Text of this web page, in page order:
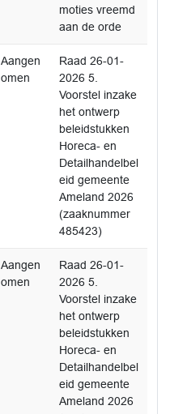
moties vreemd
aan de orde
Aangen
omen
Raad 26-01-
2026 5.
Voorstel inzake
het ontwerp
beleidstukken
Horeca- en
Detailhandelbel
eid gemeente
Ameland 2026
(zaaknummer
485423)
Aangen
omen
Raad 26-01-
2026 5.
Voorstel inzake
het ontwerp
beleidstukken
Horeca- en
Detailhandelbel
eid gemeente
Ameland 2026